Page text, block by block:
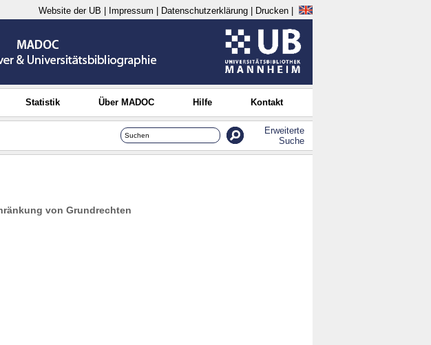
Website der UB Impressum Datenschutzerklärung Drucken
Statistik Über MADOC Hilfe Kontakt
Erweiterte
Suche
von Grundrechten